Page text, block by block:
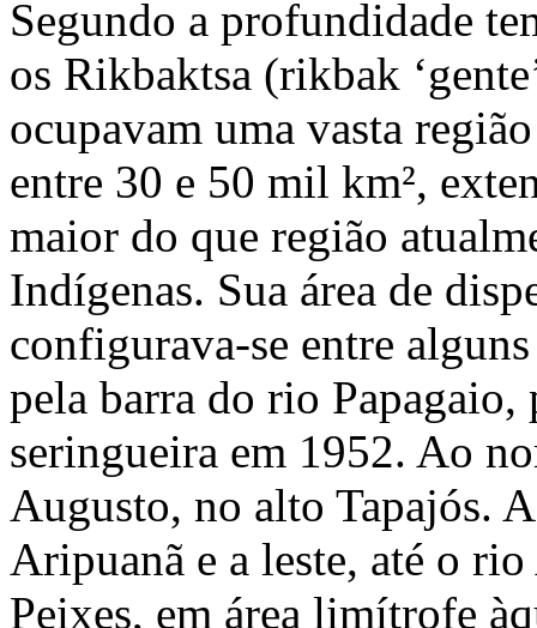
Segundo a profundidade
os Rikbaktsa (rikbak
ocupavam uma vasta
entre 30 e 50 mil km²,
maior do que região
Indígenas. Sua área de
configurava-se entre
pela barra do rio
seringueira em 1952. Ao
Augusto, no alto Tapajós.
Aripuanã e a leste, até o
Peixes, em área limítrofe